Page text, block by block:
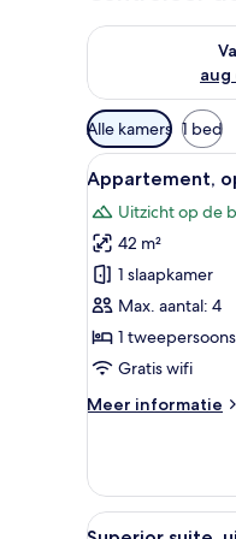
aug
De
Beschikbare
filters
voor
kamers
Alle kamers 1 bed
Alle
foto's
voor
Appartement,
op
laden
20
Appartement,
Uitzicht op de
42 m²
1 slaapkamer
Max. aantal: 4
1
Gratis wifi
Meer informatie
Meer
op
Alle17